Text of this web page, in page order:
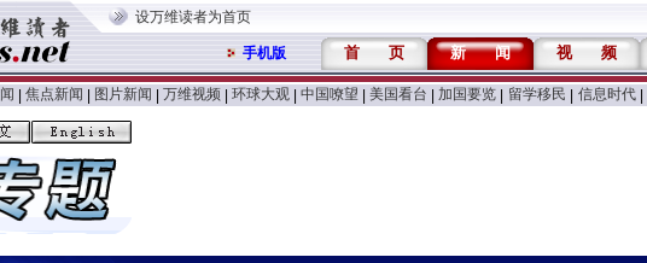
设万维读者为首页
手机版 首 页 新 闻 视 频
焦点新闻 图片新闻 万维视频 环球大观 中国嘹望 美国看台 加国要览 留学移民 信息时代